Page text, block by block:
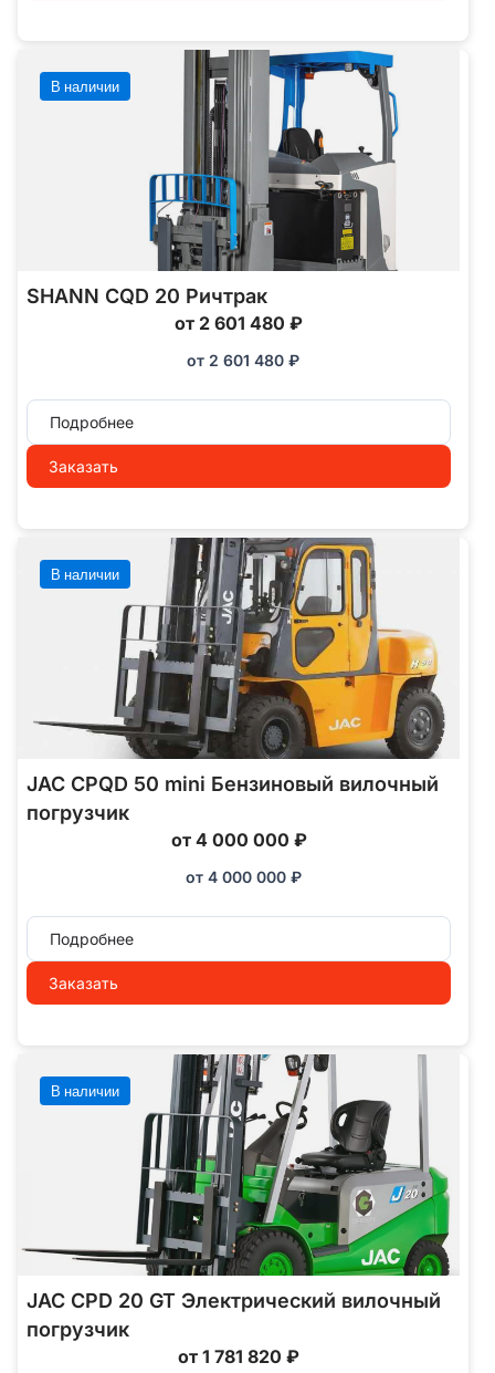
В наличии
SHANN CQD 20 Ричтрак
от 2 601 480 ₽
от 2 601 480 ₽
Подробнее
Заказать
В наличии
JAC CPQD 50 mini Бензиновый вилочный
погрузчик
от 4 000 000 ₽
от 4 000 000 ₽
Подробнее
Заказать
В наличии
JAC CPD 20 GT Электрический вилочный
погрузчик
от 1 781 820 ₽